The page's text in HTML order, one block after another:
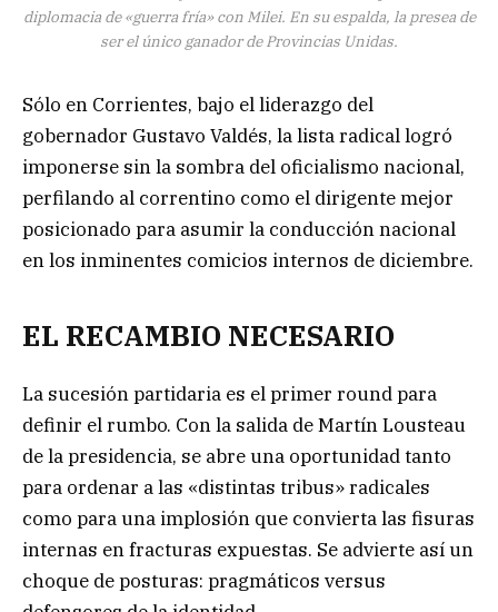
diplomacia de «guerra fría» con Milei. En su espalda, la presea de
ser el único ganador de Provincias Unidas.
Sólo en Corrientes, bajo el liderazgo del
gobernador Gustavo Valdés, la lista radical logró
imponerse sin la sombra del oficialismo nacional,
perfilando al correntino como el dirigente mejor
posicionado para asumir la conducción nacional
en los inminentes comicios internos de diciembre.
EL RECAMBIO NECESARIO
La sucesión partidaria es el primer round para
definir el rumbo. Con la salida de Martín Lousteau
de la presidencia, se abre una oportunidad tanto
para ordenar a las «distintas tribus» radicales
como para una implosión que convierta las fisuras
internas en fracturas expuestas. Se advierte así un
choque de posturas: pragmáticos versus